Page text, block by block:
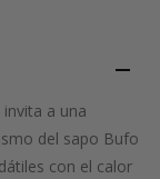
a una
del sapo Bufo
con el calor